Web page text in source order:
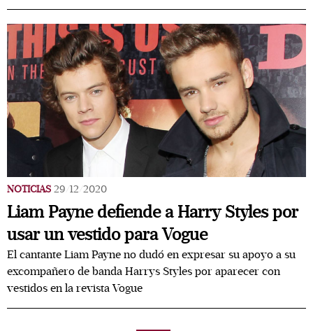
NOTICIAS 29/12/2020
Liam Payne defiende a Harry Styles por
usar un vestido para Vogue
El cantante Liam Payne no dudó en expresar su apoyo a su
excompañero de banda Harrys Styles por aparecer con
vestidos en la revista Vogue